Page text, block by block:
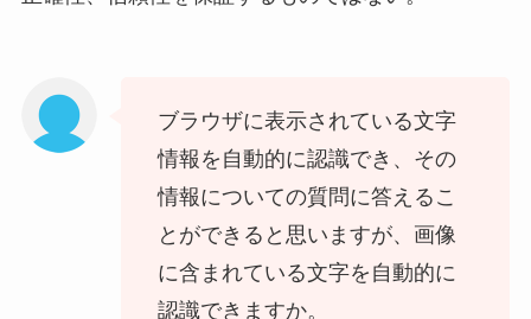
ブラウザに表示されている文字
情報を自動的に認識でき、その
情報についての質問に答えるこ
とができると思いますが、画像
に含まれている文字を自動的に
認識できますか。